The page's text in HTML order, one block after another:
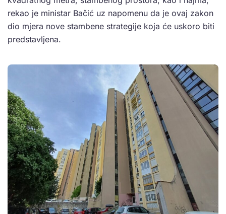
rekao je ministar Bačić uz napomenu da je ovaj zakon
dio mjera nove stambene strategije koja će uskoro biti
predstavljena.